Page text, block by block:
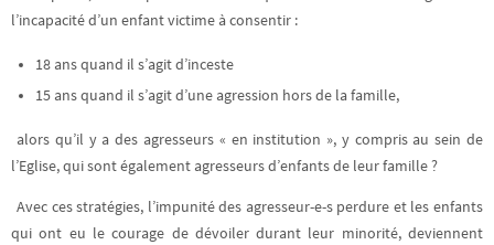
l’incapacité d’un enfant victime à consentir :
18 ans quand il s’agit d’inceste
15 ans quand il s’agit d’une agression hors de la famille,
alors qu’il y a des agresseurs « en institution », y compris au sein de
l’Eglise, qui sont également agresseurs d’enfants de leur famille ?
Avec ces stratégies, l’impunité des agresseur-e-s perdure et les enfants
qui ont eu le courage de dévoiler durant leur minorité, deviennent